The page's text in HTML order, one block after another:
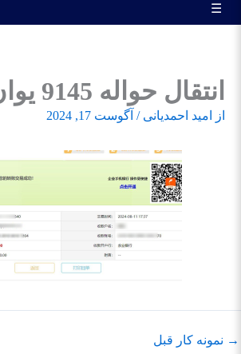
☰
انتقال حواله 9145 یوان به چین
از امید احمدیانی/ آگوست 17, 2024
→ نمونه کار قبل